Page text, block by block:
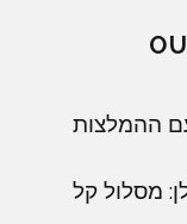
ההמלצות
מסלול קל